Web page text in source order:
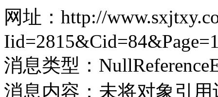
网址：http://
消息类型：
消息内容：未将对象引